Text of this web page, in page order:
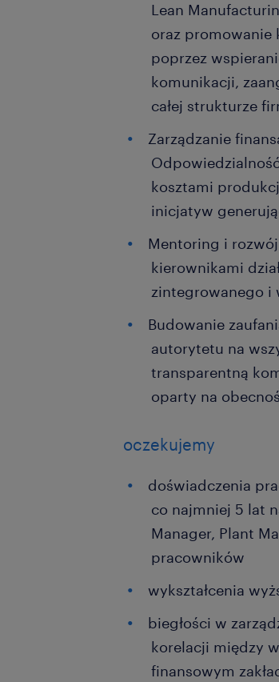
Lean
oraz promowanie
poprzez
komunikacji,
całej strukturze
Zarządzanie
kosztami
inicjatyw
Mentoring i
kierownikami
zintegrowanego i
Budowanie
autorytetu na
transparentną
oparty na
oczekujemy
doświadczenia
co najmniej 5 lat
Manager, Plant
pracowników
wykształcenia
biegłości w
korelacji między
finansowym